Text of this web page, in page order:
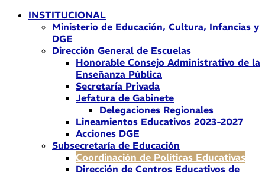
INSTITUCIONAL
Ministerio de Educación, Cultura, Infancias y
DGE
Dirección General de Escuelas
Honorable Consejo Administrativo de la
Enseñanza Pública
Secretaría Privada
Jefatura de Gabinete
Delegaciones Regionales
Lineamientos Educativos 2023-2027
Acciones DGE
Subsecretaría de Educación
Coordinación de Políticas Educativas
Dirección de Centros Educativos de